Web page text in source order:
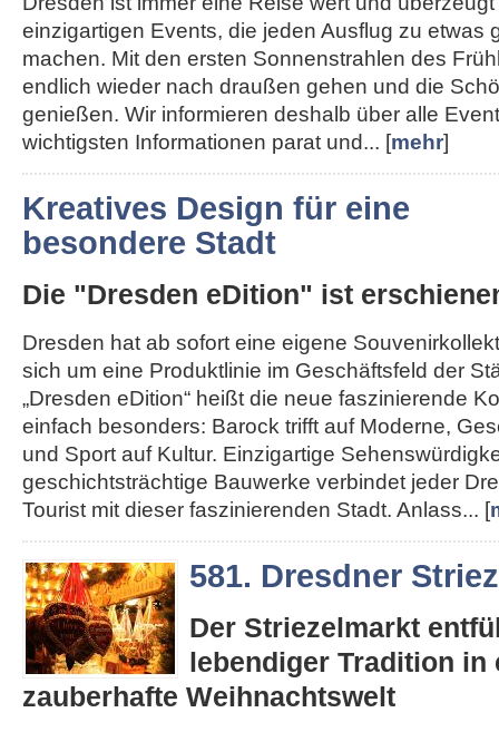
einzigartigen Events, die jeden Ausflug zu etwas
machen. Mit den ersten Sonnenstrahlen des
endlich wieder nach draußen gehen und die
genießen. Wir informieren deshalb über alle
wichtigsten Informationen parat und... [mehr]
Kreatives Design für eine
besondere Stadt
Die "Dresden eDition" ist
Dresden hat ab sofort eine eigene
sich um eine Produktlinie im Geschäftsfeld der
„Dresden eDition“ heißt die neue faszinierende
einfach besonders: Barock trifft auf Moderne,
und Sport auf Kultur. Einzigartige
geschichtsträchtige Bauwerke verbindet jeder
Tourist mit dieser faszinierenden Stadt. Anlass... [
581. Dresdner
Der Striezelmarkt
lebendiger Tradition in
zauberhafte Weihnachtswelt